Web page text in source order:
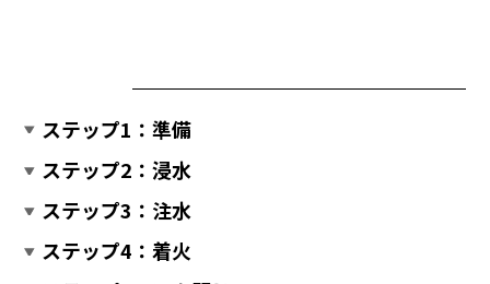
ステップ1：準備
ステップ2：浸水
ステップ3：注水
ステップ4：着火